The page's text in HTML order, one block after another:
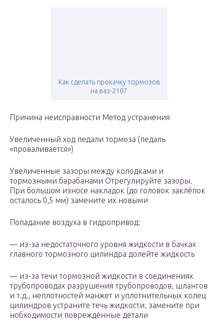
Как сделать прокачку тормозов
на ваз-2107
Причина неисправности Метод устранения
Увеличенный ход педали тормоза (педаль
«проваливается»)
Увеличенные зазоры между колодками и
тормозными барабанами Отрегулируйте зазоры.
При большом износе накладок (до головок заклёпок
осталось 0,5 мм) замените их новыми
Попадание воздуха в гидропривод:
— из-за недостаточного уровня жидкости в бачках
главного тормозного цилиндра долейте жидкость
— из-за течи тормозной жидкости в соединениях
трубопроводах разрушения трубопроводов, шлангов
и т.д., неплотностей манжет и уплотнительных колец
цилиндров устраните течь жидкости, замените при
нобходимости повреждённые детали